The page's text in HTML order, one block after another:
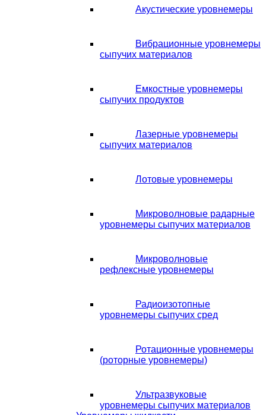
Акустические уровнемеры
Вибрационные уровнемеры
сыпучих материалов
Емкостные уровнемеры
сыпучих продуктов
Лазерные уровнемеры
сыпучих материалов
Лотовые уровнемеры
Микроволновые радарные
уровнемеры сыпучих материалов
Микроволновые
рефлексные уровнемеры
Радиоизотопные
уровнемеры сыпучих сред
Ротационные уровнемеры
(роторные уровнемеры)
Ультразвуковые
уровнемеры сыпучих материалов